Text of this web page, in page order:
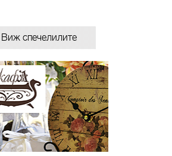
Виж спечелилите